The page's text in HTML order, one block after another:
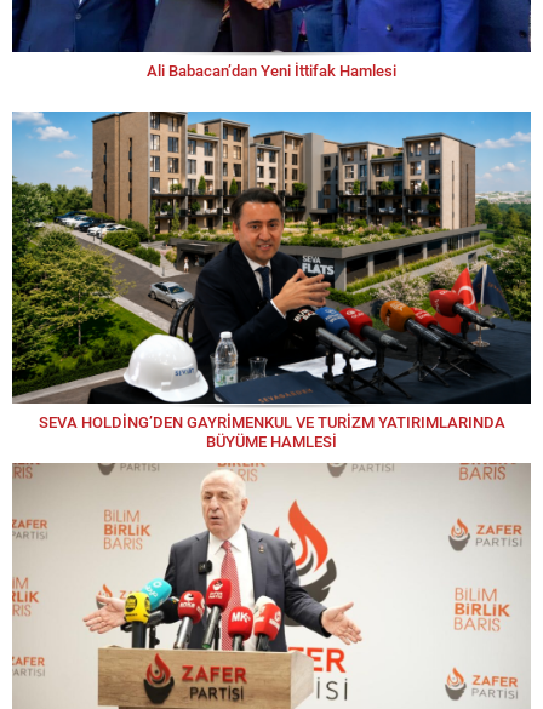
Ali Babacan’dan Yeni İttifak Hamlesi
SEVA HOLDİNG’DEN GAYRİMENKUL VE TURİZM YATIRIMLARINDA
BÜYÜME HAMLESİ